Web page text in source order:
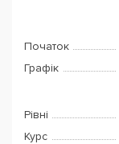
Початок
Графік
Рівні
Курс